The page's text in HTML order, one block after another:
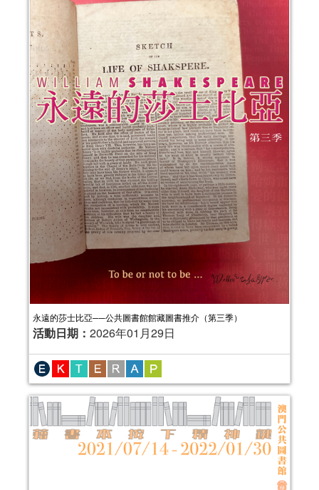
永遠的莎士比亞──公共圖書館館藏圖書推介（第三季）
活動日期： 2026年01月29日